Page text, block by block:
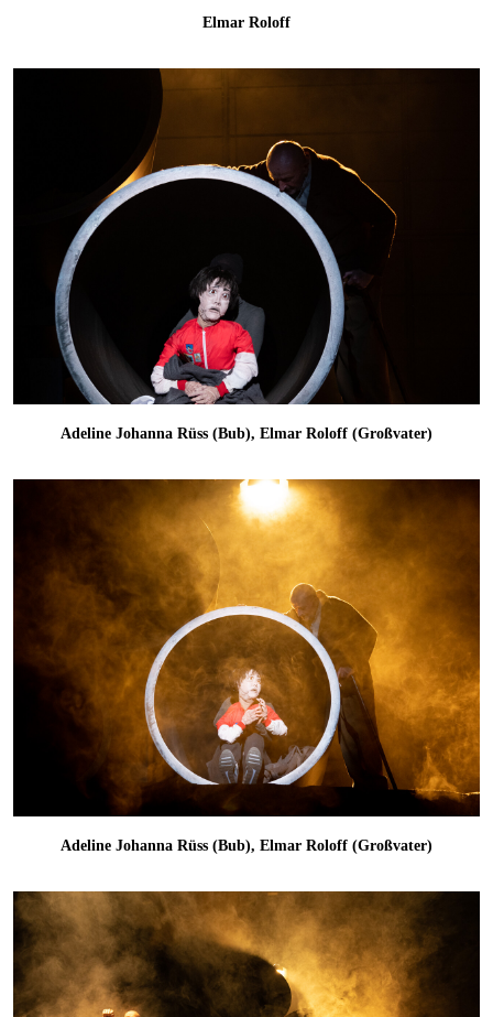
Elmar Roloff
Adeline Johanna Rüss (Bub), Elmar Roloff (Großvater)
Adeline Johanna Rüss (Bub), Elmar Roloff (Großvater)